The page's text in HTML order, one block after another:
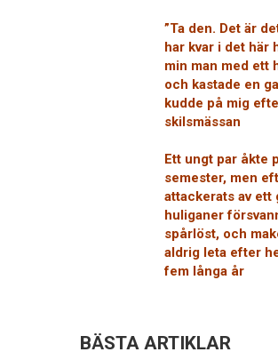
”Ta den. Det är
har kvar i det här
min man med ett
och kastade en
kudde på mig
skilsmässan
Ett ungt par åkte
semester, men
attackerats av ett
huliganer
spårlöst, och
aldrig leta efter
fem långa år
BÄSTA ARTIKLAR